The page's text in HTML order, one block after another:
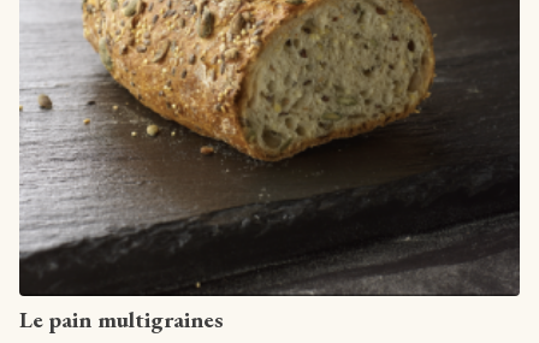
Artikel anzeigen
Le pain multigraines